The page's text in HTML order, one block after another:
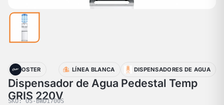
OSTER LÍNEA BLANCA DISPENSADORES DE AGUA
Dispensador de Agua Pedestal Temp
GRIS 220V
SKU: OS-BWD1700S